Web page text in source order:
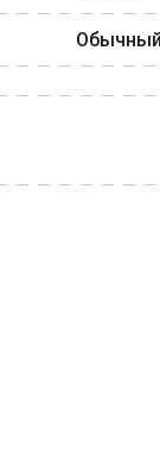
Обычный